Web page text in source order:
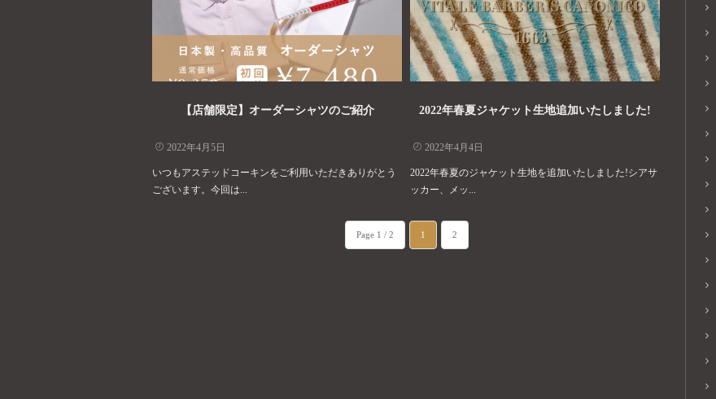
【店舗限定】オーダーシャツのご紹介
2022年4月5日
いつもアステッドコーキンをご利用いただきありがとう
ございます。今回は...
2022年春夏ジャケット生地追加いたしました!
2022年4月4日
2022年春夏のジャケット生地を追加いたしました!シアサ
ッカー、メッ...
Page 1 / 2 1 2